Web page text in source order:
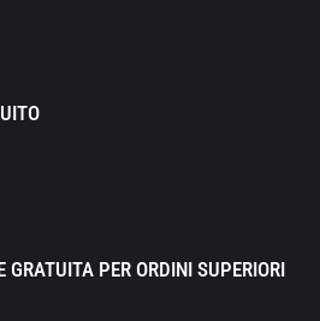
GRATUITA PER ORDINI SUPERIORI